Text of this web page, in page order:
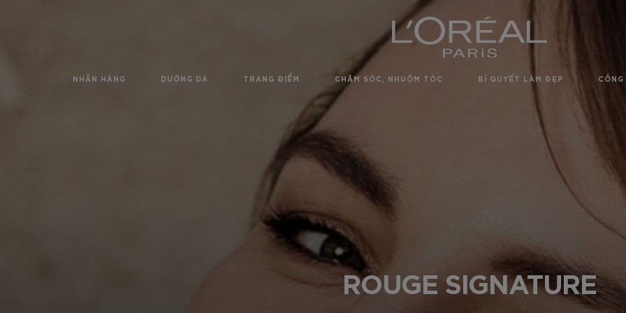
NHÃN HÀNG DƯỠNG DA TRANG ĐIỂM CHĂM SÓC, NHUỘM TÓC BÍ QUYẾT LÀM ĐẸP
ROUGE SIGNATURE